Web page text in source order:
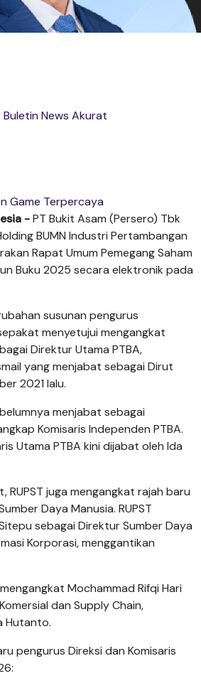
Buletin News Akurat
Game Terpercaya
-PT Bukit Asam (Persero) Tbk
BUMN Industri Pertambangan
Rapat Umum Pemegang Saham
Buku 2025 secara elektronik pada
susunan pengurus
menyetujui mengangkat
Direktur Utama PTBA,
yang menjabat sebagai Dirut
2021 lalu.
menjabat sebagai
Komisaris Independen PTBA.
Utama PTBA kini dijabat oleh Ida
RUPST juga mengangkat rajah baru
Daya Manusia. RUPST
sebagai Direktur Sumber Daya
Korporasi, menggantikan
Mochammad Rifqi Hari
dan Supply Chain,
Hutanto.
pengurus Direksi dan Komisaris